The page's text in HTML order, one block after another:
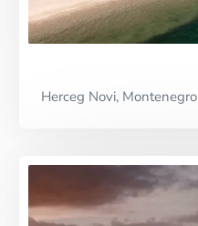
Herceg Novi, Montenegro